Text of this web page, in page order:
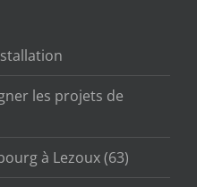
les projets de
à Lezoux (63)